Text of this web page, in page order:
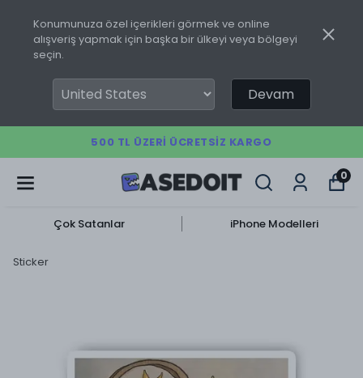
Konumunuza özel içerikleri görmek ve online
alışveriş yapmak için başka bir ülkeyi veya bölgeyi
seçin.
Devam
500 TL ÜZERI ÜCRETSIZ KARGO
0
Çok Satanlar iPhone Modelleri
Sticker